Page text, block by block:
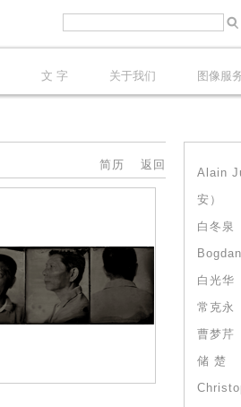
文 字 关于我们 图像服
简历 返回
Alain
安）
白冬泉
白光华
常克永
曹梦芹
储 楚